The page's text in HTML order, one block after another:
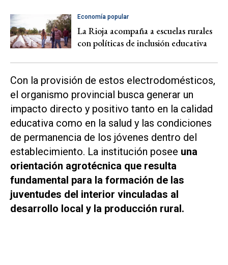
Economía popular
La Rioja acompaña a escuelas rurales
con políticas de inclusión educativa
Con la provisión de estos electrodomésticos,
el organismo provincial busca generar un
impacto directo y positivo tanto en la calidad
educativa como en la salud y las condiciones
de permanencia de los jóvenes dentro del
establecimiento. La institución posee una
orientación agrotécnica que resulta
fundamental para la formación de las
juventudes del interior vinculadas al
desarrollo local y la producción rural.